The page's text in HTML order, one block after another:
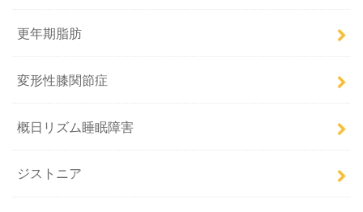
更年期脂肪
変形性膝関節症
概日リズム睡眠障害
ジストニア